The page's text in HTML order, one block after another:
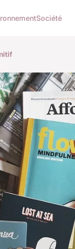
Société